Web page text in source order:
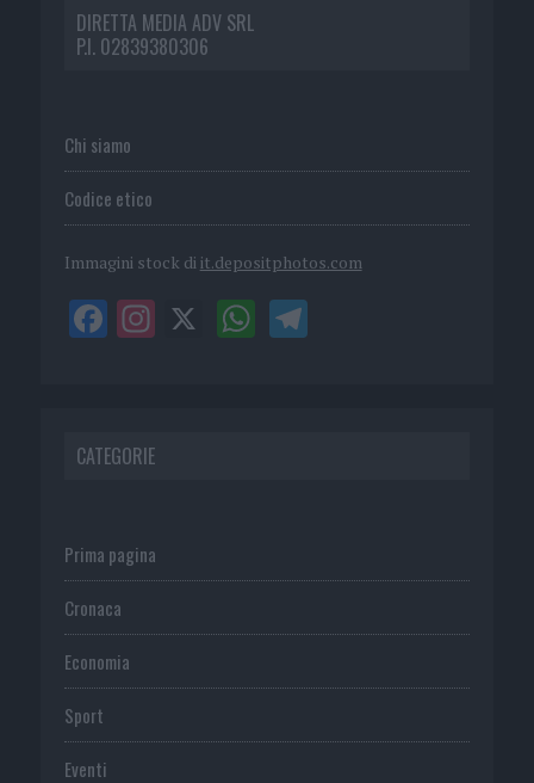
DIRETTA MEDIA ADV SRL
P.I. 02839380306
Chi siamo
Codice etico
Immagini stock di it.depositphotos.com
CATEGORIE
Prima pagina
Cronaca
Economia
Sport
Eventi